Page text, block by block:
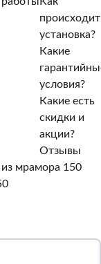
происходит
установка?
Какие
условия?
Какие есть
скидки и
акции?
Отзывы
мрамора 150